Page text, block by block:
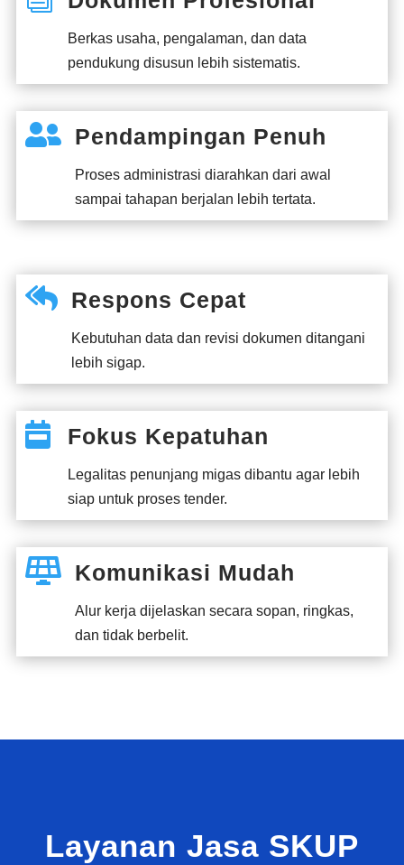
Berkas usaha, pengalaman, dan data
pendukung disusun lebih sistematis.
 Pendampingan Penuh
Proses administrasi diarahkan dari awal
sampai tahapan berjalan lebih tertata.
 Respons Cepat
Kebutuhan data dan revisi dokumen ditangani
lebih sigap.
 Fokus Kepatuhan
Legalitas penunjang migas dibantu agar lebih
siap untuk proses tender.
 Komunikasi Mudah
Alur kerja dijelaskan secara sopan, ringkas,
dan tidak berbelit.
Layanan Jasa SKUP